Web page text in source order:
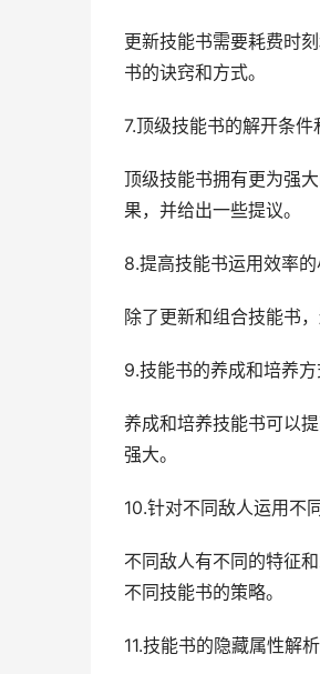
更新技能书需要耗费时
书的诀窍和方式。
7.顶级技能书的解开条件
顶级技能书拥有更为强
果，并给出一些提议。
8.提高技能书运用效率的
除了更新和组合技能书
9.技能书的养成和培养
养成和培养技能书可以
强大。
10.针对不同敌人运用不
不同敌人有不同的特征
不同技能书的策略。
11.技能书的隐藏属性解析